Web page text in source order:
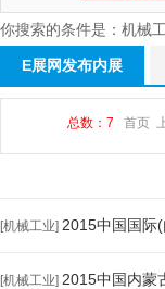
你搜索的条件是：机械
E展网发布内展
总数：7 首页
[机械工业] 2015中国国际
[机械工业] 2015中国内蒙